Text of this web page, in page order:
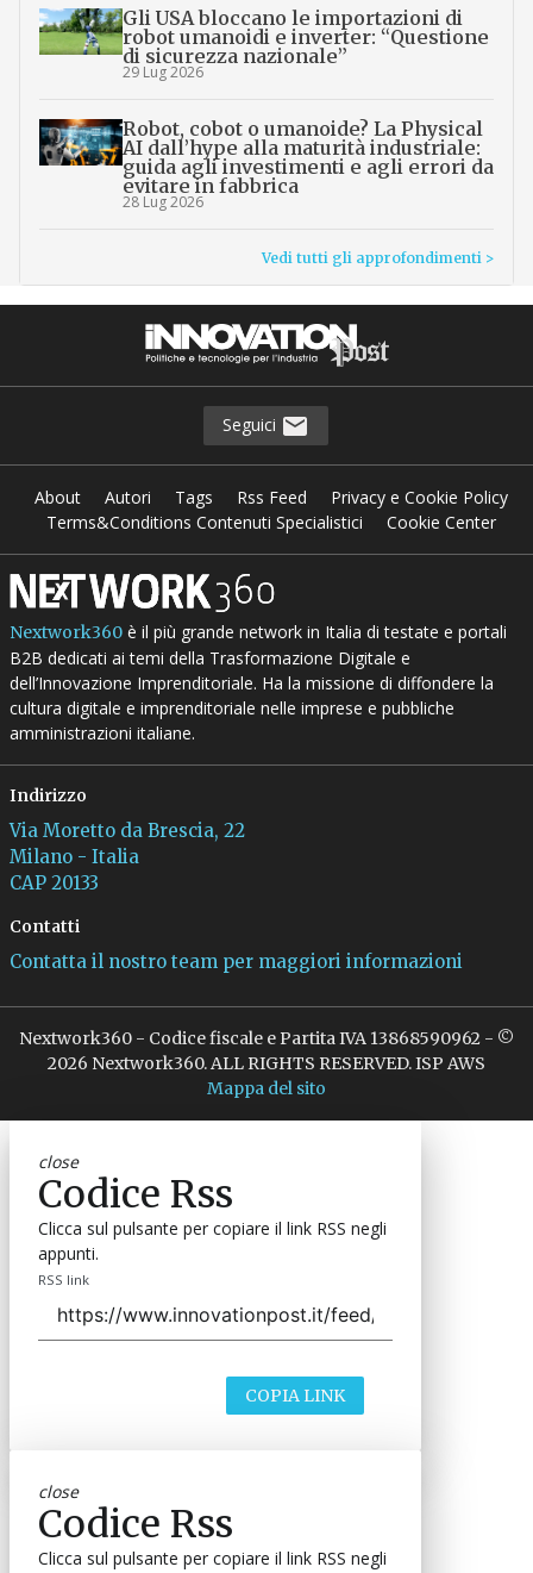
Gli USA bloccano le importazioni di
robot umanoidi e inverter: “Questione
di sicurezza nazionale”
29 Lug 2026
Robot, cobot o umanoide? La Physical
AI dall’hype alla maturità industriale:
guida agli investimenti e agli errori da
evitare in fabbrica
28 Lug 2026
Vedi tutti gli approfondimenti >
Seguici
About Autori Tags Rss Feed
Privacy e Cookie Policy
Terms&Conditions Contenuti Specialistici
Cookie Center
Nextwork360è il più grande network in Italia di testate e portali
B2B dedicati ai temi della Trasformazione Digitale e
dell’Innovazione Imprenditoriale. Ha la missione di diffondere la
cultura digitale e imprenditoriale nelle imprese e pubbliche
amministrazioni italiane.
Indirizzo
Via Moretto da Brescia, 22
Milano - Italia
CAP 20133
Contatti
Contatta il nostro team per maggiori informazioni
Nextwork360 - Codice fiscale e Partita IVA 13868590962 - ©
2026 Nextwork360. ALL RIGHTS RESERVED. ISP AWS
Mappa del sito
close
Codice Rss
Clicca sul pulsante per copiare il link RSS negli
appunti.
RSS link
COPIA LINK
close
Codice Rss
Clicca sul pulsante per copiare il link RSS negli